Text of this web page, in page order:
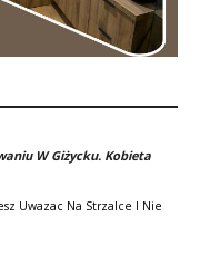
W Giżycku. Kobieta
Uwazac Na Strzalce I Nie